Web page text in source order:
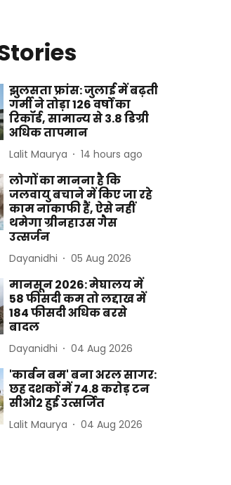
झुलसता फ्रांस: जुलाई में बढ़ती
गर्मी ने तोड़ा 126 वर्षों का
रिकॉर्ड, सामान्य से 3.8 डिग्री
अधिक तापमान
Lalit Maurya 14 hours ago
लोगों का मानना है कि
जलवायु बचाने में किए जा रहे
काम नाकाफी हैं, ऐसे नहीं
थमेगा ग्रीनहाउस गैस
उत्सर्जन
Dayanidhi 05 Aug 2026
मानसून 2026: मेघालय में
58 फीसदी कम तो लद्दाख में
184 फीसदी अधिक बरसे
बादल
Dayanidhi 04 Aug 2026
'कार्बन बम' बना अरल सागर:
छह दशकों में 74.8 करोड़ टन
सीओ2 हुई उत्सर्जित
Lalit Maurya 04 Aug 2026